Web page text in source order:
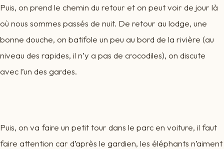
Puis, on prend le chemin du retour et on peut voir de jour là
où nous sommes passés de nuit. De retour au lodge, une
bonne douche, on batifole un peu au bord de la rivière (au
niveau des rapides, il n’y a pas de crocodiles), on discute
avec l’un des gardes.
Puis, on va faire un petit tour dans le parc en voiture, il faut
faire attention car d’après le gardien, les éléphants n’aiment